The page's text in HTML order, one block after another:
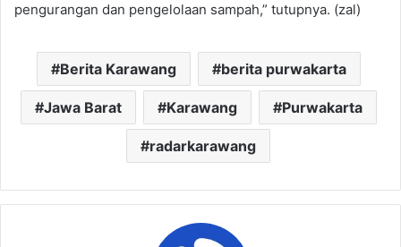
pengurangan dan pengelolaan sampah,” tutupnya. (zal)
Berita Karawang berita purwakarta
Jawa Barat Karawang Purwakarta
radarkarawang